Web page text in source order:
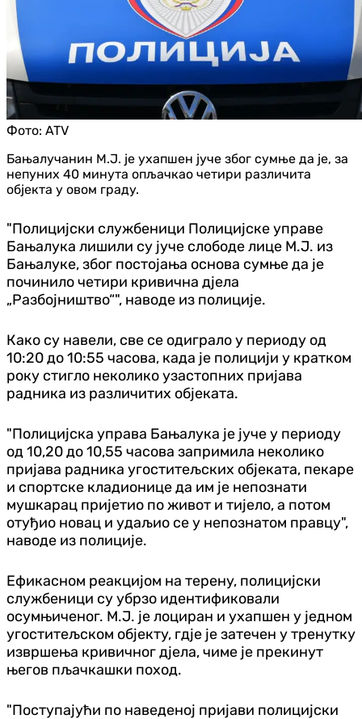
Фото: ATV
Бањалучанин М.Ј. је ухапшен јуче због сумње да је, за
непуних 40 минута опљачкао четири различита
објекта у овом граду.
"Полицијски службеници Полицијске управе
Бањалука лишили су јуче слободе лице М.Ј. из
Бањалуке, због постојања основа сумње да је
починило четири кривична дјела
„Разбојништво“", наводе из полиције.
Како су навели, све се одиграло у периоду од
10:20 до 10:55 часова, када је полицији у кратком
року стигло неколико узастопних пријава
радника из различитих објеката.
"Полицијска управа Бањалука је јуче у периоду
од 10,20 до 10,55 часова запримила неколико
пријава радника угоститељских објеката, пекаре
и спортске кладионице да им је непознати
мушкарац пријетио по живот и тијело, а потом
отуђио новац и удаљио се у непознатом правцу",
наводе из полиције.
Ефикасном реакцијом на терену, полицијски
службеници су убрзо идентификовали
осумњиченог. М.Ј. је лоциран и ухапшен у једном
угоститељском објекту, гдје је затечен у тренутку
извршења кривичног дјела, чиме је прекинут
његов пљачкашки поход.
"Поступајући по наведеној пријави полицијски